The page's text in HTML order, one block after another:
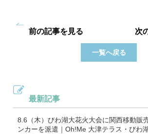
前の記事を見る
一覧へ戻る
次
最新記事
8.6（木）びわ湖大花火大会に関西移動販
ンカーを派遣｜Oh!Me 大津テラス・びわ